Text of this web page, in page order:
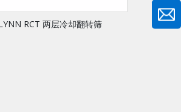
RCT 两层冷却翻转筛